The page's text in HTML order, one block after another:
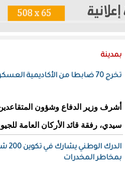
بمدينة
تخرج 70 ضابطا من الأكاديمية العسكرية بمدينة أطار
أشرف وزير الدفاع وشؤون
سيدي، رفقة قائد الأركان العامة
بمخاطر المخدرات